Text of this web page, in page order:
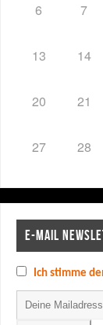
6 7
13 14
20 21
27 28
E-MAIL
Ich stimme